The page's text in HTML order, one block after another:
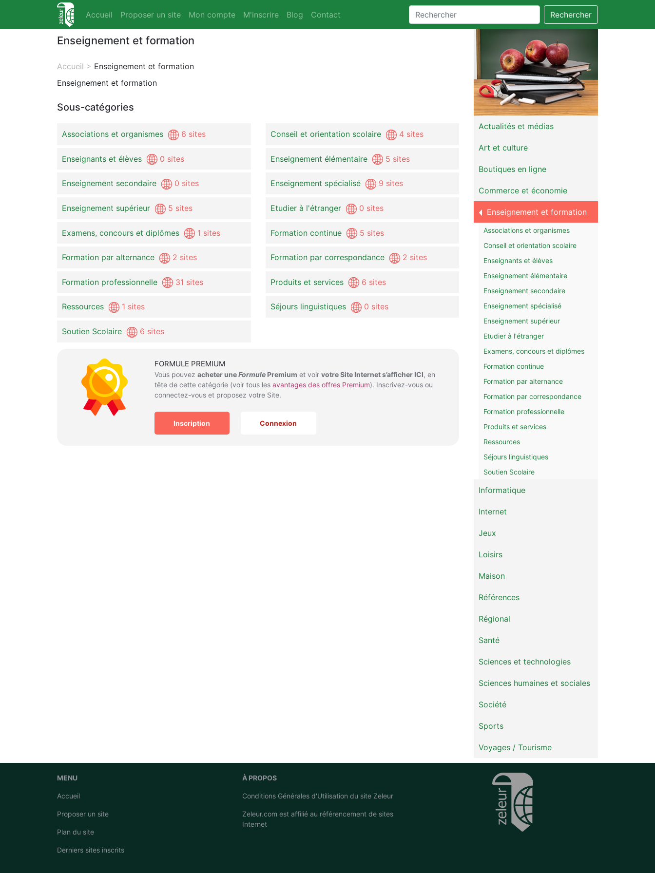
Accueil Proposer un site Mon compte M'inscrire Blog Contact Rechercher
Enseignement et formation
Accueil > Enseignement et formation
Enseignement et formation
Sous-catégories
Associations et organismes 6 sites Conseil et orientation scolaire 4 sites
Enseignants et élèves 0 sites Enseignement élémentaire 5 sites
Enseignement secondaire 0 sites Enseignement spécialisé 9 sites
Enseignement supérieur 5 sites Etudier à l'étranger 0 sites
Examens, concours et diplômes 1 sites Formation continue 5 sites
Formation par alternance 2 sites Formation par correspondance 2 sites
Formation professionnelle 31 sites Produits et services 6 sites
Ressources 1 sites Séjours linguistiques 0 sites
Soutien Scolaire 6 sites
FORMULE PREMIUM
Vous pouvez acheter uneFormule Premium et voir votre Site Internet s’afficher ICI, en
tête de cette catégorie (voir tous les avantages des offres Premium). Inscrivez-vous ou
connectez-vous et proposez votre Site.
Inscription Connexion
Actualités et médias
Art et culture
Boutiques en ligne
Commerce et économie
Enseignement et formation
Associations et organismes
Conseil et orientation scolaire
Enseignants et élèves
Enseignement élémentaire
Enseignement secondaire
Enseignement spécialisé
Enseignement supérieur
Etudier à l'étranger
Examens, concours et diplômes
Formation continue
Formation par alternance
Formation par correspondance
Formation professionnelle
Produits et services
Ressources
Séjours linguistiques
Soutien Scolaire
Informatique
Internet
Jeux
Loisirs
Maison
Références
Régional
Santé
Sciences et technologies
Sciences humaines et sociales
Société
Sports
Voyages / Tourisme
MENU
Accueil
Proposer un site
Plan du site
Derniers sites inscrits
À PROPOS
Conditions Générales d'Utilisation du site Zeleur
Zeleur.com est affilié au référencement de sites
Internet